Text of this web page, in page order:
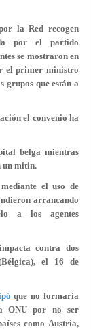
la Red recogen
por el partido
se mostraron en
el primer ministro
grupos que están a
el convenio ha
belga mientras
un mitin.
el uso de
arrancando
a los agentes
contra dos
el 16 de
que no formaría
ONU por no ser
como Austria,